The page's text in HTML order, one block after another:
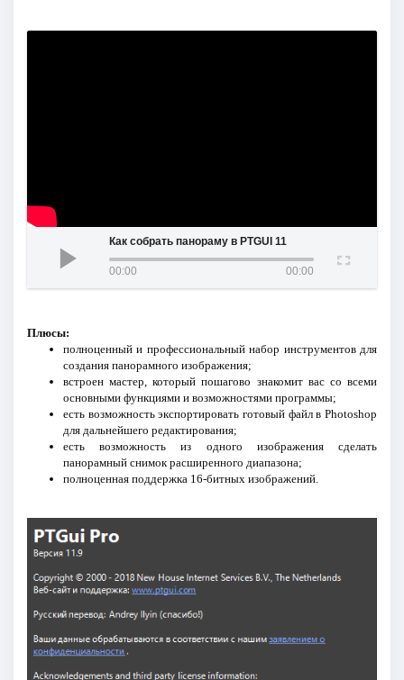
Как собрать панораму в PTGUI 11
00:00 00:00
Плюсы:
полноценный и профессиональный набор инструментов для
создания панорамного изображения;
встроен мастер, который пошагово знакомит вас со всеми
основными функциями и возможностями программы;
есть возможность экспортировать готовый файл в Photoshop
для дальнейшего редактирования;
есть возможность из одного изображения сделать
панорамный снимок расширенного диапазона;
полноценная поддержка 16-битных изображений.